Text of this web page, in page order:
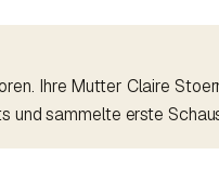
Ihre Mutter Claire
und sammelte erste